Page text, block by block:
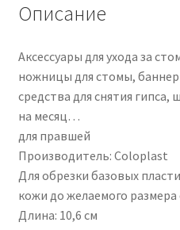
Описание
Аксессуары для ухода за
ножницы для стомы,
средства для снятия
на месяц…
для правшей
Производитель: Coloplast
Для обрезки базовых
кожи до желаемого
Длина: 10,6 см